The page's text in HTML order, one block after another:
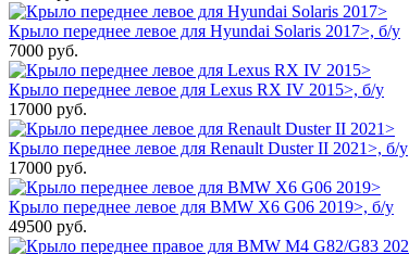
Крыло переднее левое для Hyundai Solaris 2017>, б/у
7000 руб.
Крыло переднее левое для Lexus RX IV 2015>, б/у
17000 руб.
Крыло переднее левое для Renault Duster II 2021>, б/у
17000 руб.
Крыло переднее левое для BMW X6 G06 2019>, б/у
49500 руб.